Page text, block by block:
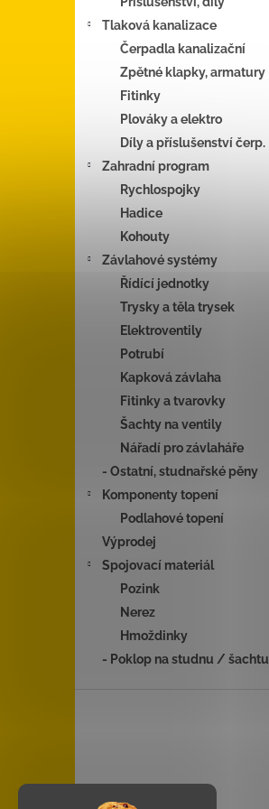
Tlaková kanalizace
Čerpadla kanalizační
Zpětné klapky, armatury
Fitinky
Plováky a elektro
Díly a příslušenství čerp.
Zahradní program
Rychlospojky
Hadice
Kohouty
Závlahové systémy
Řídící jednotky
Trysky a těla trysek
Elektroventily
Potrubí
Kapková závlaha
Fitinky a tvarovky
Šachty na ventily
Nářadí pro závlaháře
- Ostatní, studnařské pěny
Komponenty topení
Podlahové topení
Výprodej
Spojovací materiál
Pozink
Nerez
Hmoždinky
- Poklop na studnu / šachtu